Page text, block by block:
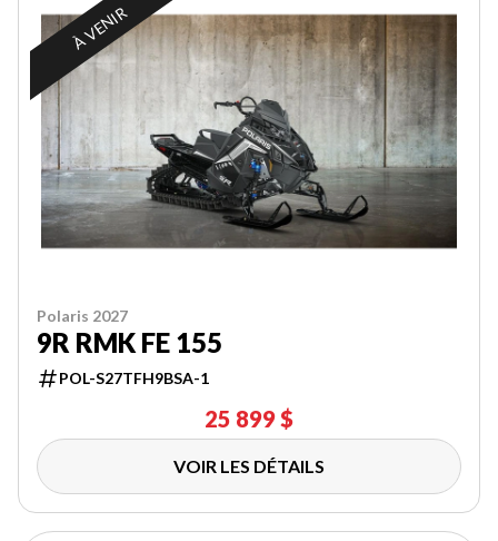
À VENIR
Polaris 2027
9R RMK FE 155
POL-S27TFH9BSA-1
25 899 $
VOIR LES DÉTAILS